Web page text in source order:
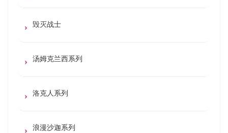
毁灭战士
汤姆克兰西系列
洛克人系列
浪漫沙迦系列